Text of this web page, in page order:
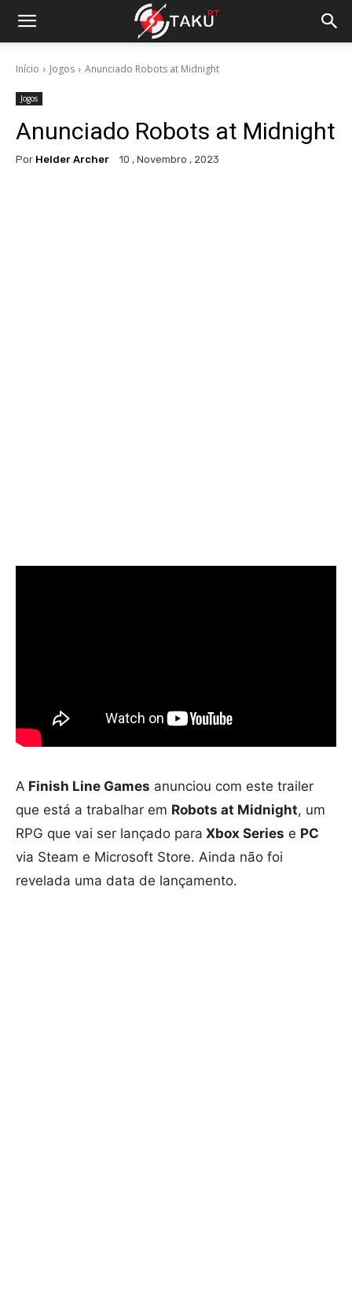
Início Jogos Anunciado Robots at Midnight
Jogos
Anunciado Robots at Midnight
Por Helder Archer 10 , Novembro , 2023
A Finish Line Games anunciou com este trailer
que está a trabalhar em Robots at Midnight, um
RPG que vai ser lançado para Xbox Series e PC
via Steam e Microsoft Store. Ainda não foi
revelada uma data de lançamento.